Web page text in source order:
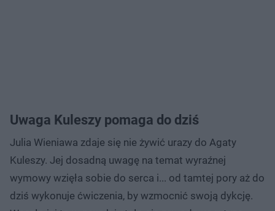
Uwaga Kuleszy pomaga do dziś
Julia Wieniawa zdaje się nie żywić urazy do Agaty
Kuleszy. Jej dosadną uwagę na temat wyraźnej
wymowy wzięła sobie do serca i... od tamtej pory aż do
dziś wykonuje ćwiczenia, by wzmocnić swoją dykcję.